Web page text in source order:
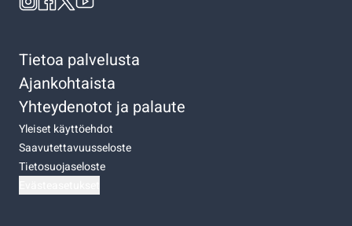
Tietoa palvelusta
Ajankohtaista
Yhteydenotot ja palaute
Yleiset käyttöehdot
Saavutettavuusseloste
Tietosuojaseloste